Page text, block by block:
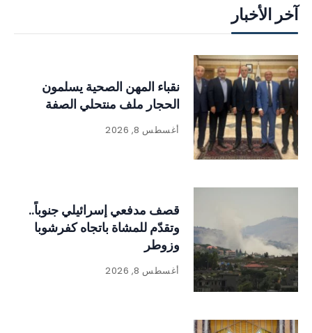
آخر الأخبار
نقباء المهن الصحية يسلمون
الحجار ملف منتحلي الصفة
أغسطس 8, 2026
قصف مدفعي إسرائيلي جنوباً..
وتقدّم للمشاة باتجاه كفرشوبا
وزوطر
أغسطس 8, 2026